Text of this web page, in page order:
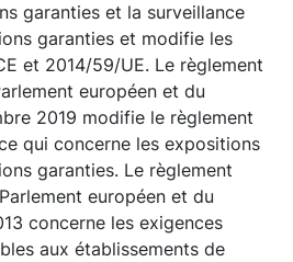
garanties et la surveillance
garanties et modifie les
et 2014/59/UE. Le règlement
européen et du
2019 modifie le règlement
qui concerne les expositions
garanties. Le règlement
européen et du
concerne les exigences
aux établissements de